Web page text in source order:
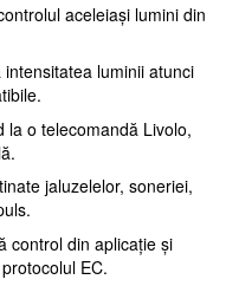
aceleiași lumini din
intensitatea luminii atunci
la o telecomandă Livolo,
jaluzelelor, soneriei,
control din aplicație și
EC.